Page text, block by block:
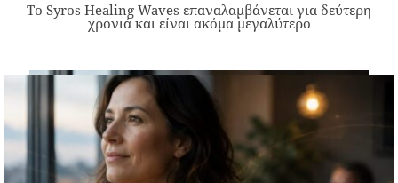
Το Syros Healing Waves επαναλαμβάνεται για δεύτερη
χρονιά και είναι ακόμα μεγαλύτερο